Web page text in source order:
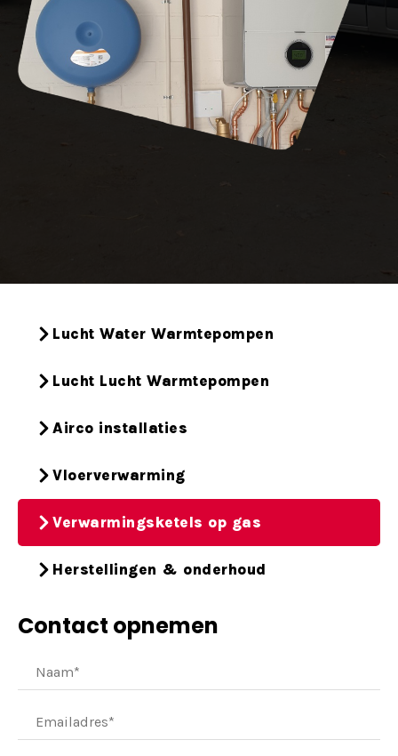
Lucht Water Warmtepompen
Lucht Lucht Warmtepompen
Airco installaties
Vloerverwarming
Verwarmingsketels op gas
Herstellingen & onderhoud
Contact opnemen